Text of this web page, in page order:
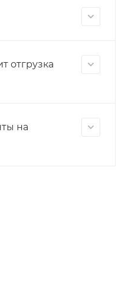
отгрузка
на